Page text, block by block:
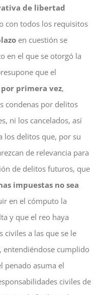
de libertad
con todos los requisitos
en cuestión se
en el que se otorgó la
que el
primera vez,
condenas por delitos
ni los cancelados, así
los delitos que, por su
de relevancia para
de delitos futuros, que
impuestas no sea
en el cómputo la
y que el reo haya
civiles a las que se le
entendiéndose cumplido
penado asuma el
civiles de